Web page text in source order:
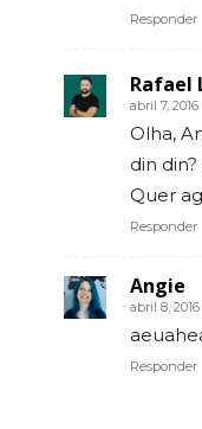
Responder
Rafael
abril 7,
Olha,
din din?
Quer
Responder
Angie
abril 8,
Responder